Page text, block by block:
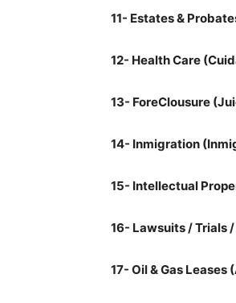
11- Estates &
12- Health Care
13- ForeClousure
14- Inmigration
15- Intellectual
16- Lawsuits / Trials
17- Oil & Gas